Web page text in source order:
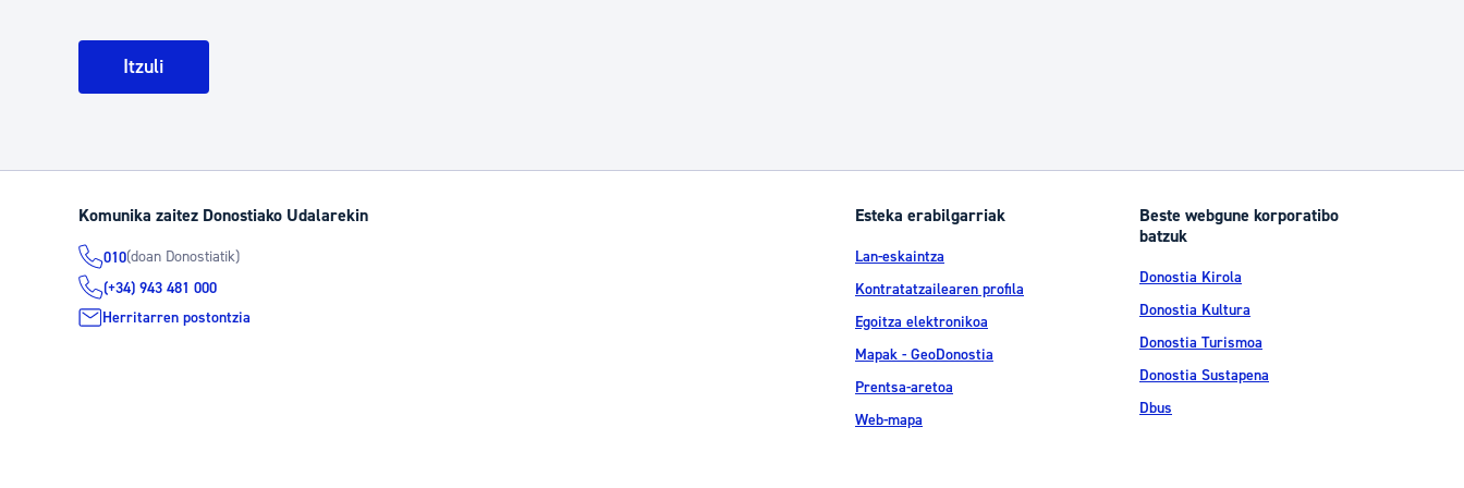
Itzuli
Komunika zaitez Donostiako Udalarekin
010(doan Donostiatik)
(+34) 943 481 000
Herritarren postontzia
Esteka erabilgarriak
Lan-eskaintza
Kontratatzailearen profila
Egoitza elektronikoa
Mapak - GeoDonostia
Prentsa-aretoa
Web-mapa
Beste webgune korporatibo
batzuk
Donostia Kirola
Donostia Kultura
Donostia Turismoa
Donostia Sustapena
Dbus